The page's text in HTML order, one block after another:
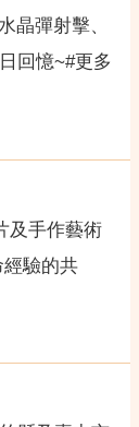
晶彈射擊、
回憶~#更多
及手作藝術
驗的共